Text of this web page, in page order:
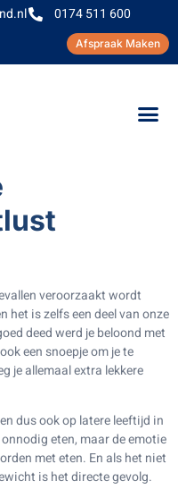
0174 511 600
Afspraak Maken
veroorzaakt wordt
het is zelfs een deel van onze
deed werd je beloond met
een snoepje om je te
je allemaal extra lekkere
dus ook op latere leeftijd in
eten, maar de emotie
met eten. En als het niet
is het directe gevolg.